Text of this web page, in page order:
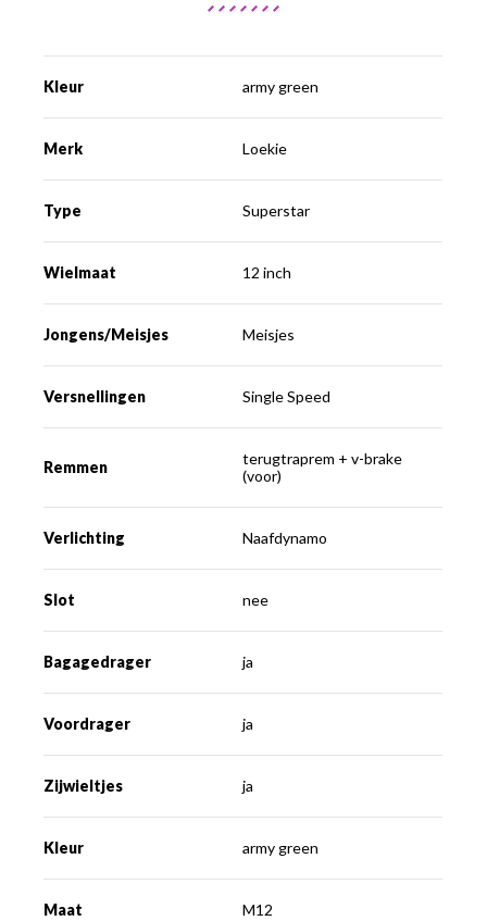
Kleur army green
Merk Loekie
Type Superstar
Wielmaat 12 inch
Jongens/Meisjes Meisjes
Versnellingen Single Speed
Remmen
terugtraprem + v-brake
(voor)
Verlichting Naafdynamo
Slot nee
Bagagedrager ja
Voordrager ja
Zijwieltjes ja
Kleur army green
Maat M12